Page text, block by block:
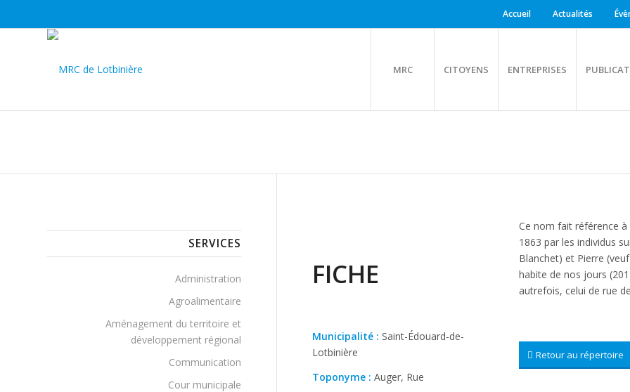
Accueil Actualités
MRC CITOYENS ENTREPRISES
FICHE
Municipalité : Saint-Édouard-de-
Lotbinière
Toponyme : Auger, Rue
Ce nom fait référence
1863 par les individus
Blanchet) et Pierre
habite de nos jours
autrefois, celui de rue
Retour au répertoire
SERVICES
Administration
Agroalimentaire
Aménagement du territoire et
développement régional
Communication
Cour municipale